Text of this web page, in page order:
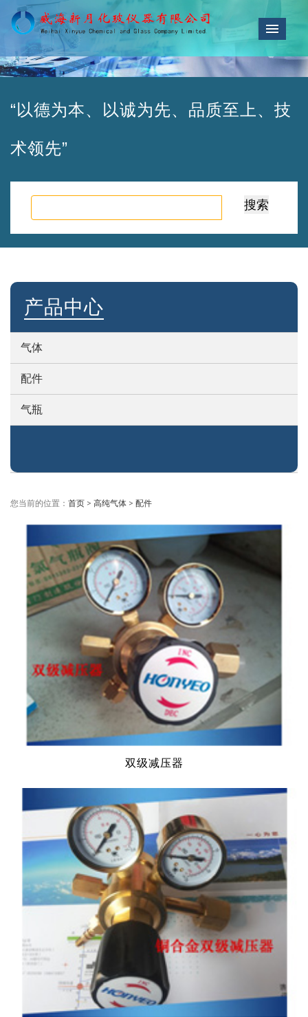
“以德为本、以诚为先、品质至上、技
术领先”
产品中心
气体
配件
气瓶
您当前的位置： 首页 > 高纯气体 > 配件
双级减压器